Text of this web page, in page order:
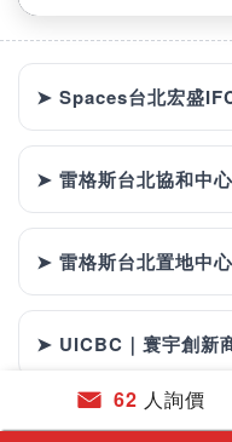
➤ Spaces台北宏盛
➤ 雷格斯台北協和中心
➤ 雷格斯台北置地中心
➤ UICBC｜寰宇創新
62 人詢價